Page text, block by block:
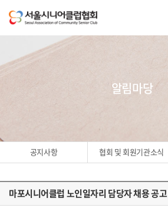
알림마당
공지사항 협회 및 회원기관소식
마포시니어클럽 노인일자리 담당자 채용 공고